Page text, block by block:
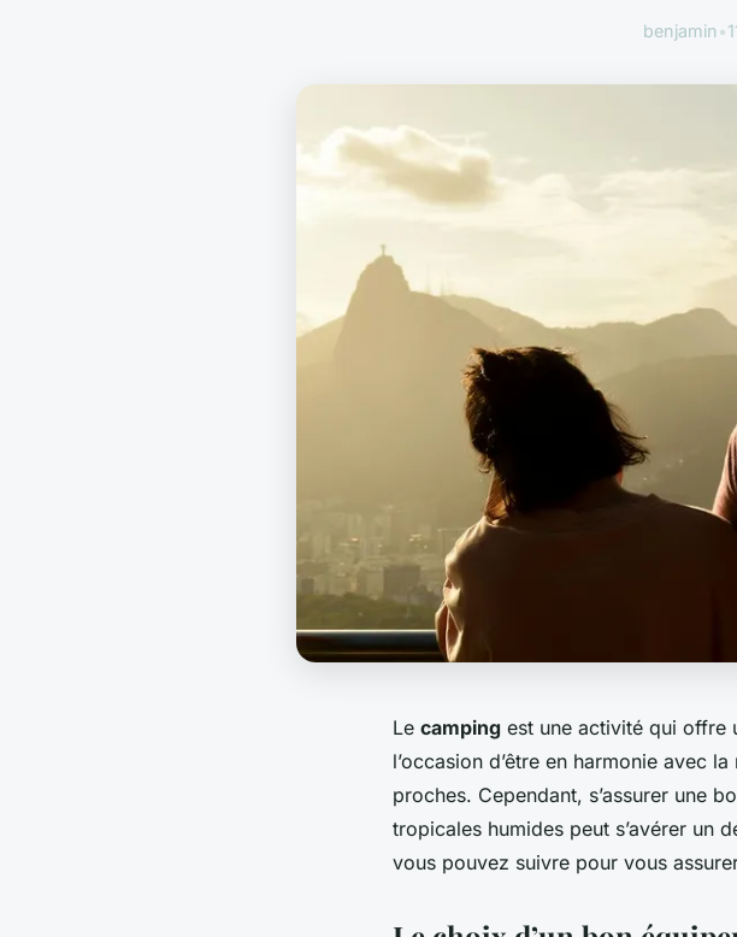
benjamin•
Le camping est une activité qui offre
l’occasion d’être en harmonie avec
proches. Cependant, s’assurer une
tropicales humides peut s’avérer un
vous pouvez suivre pour vous